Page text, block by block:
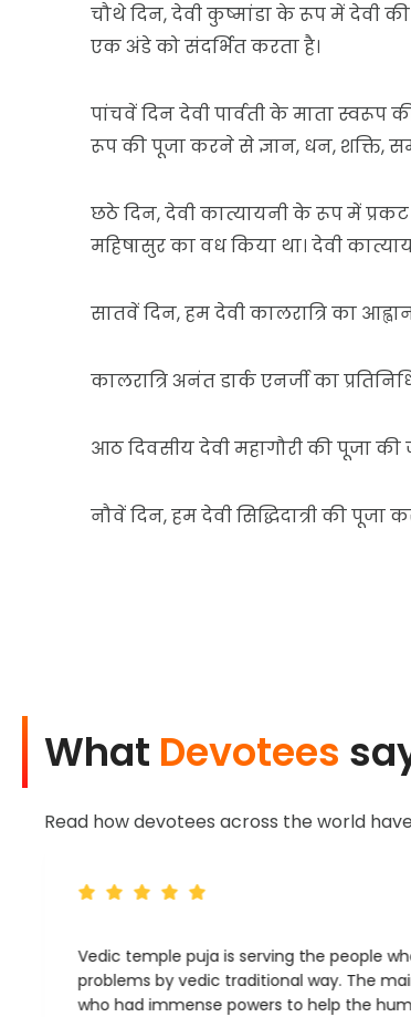
चौथे दिन, देवी कुष्मांडा के रूप में देवी की
एक अंडे को संदर्भित करता है।
पांचवें दिन देवी पार्वती के माता स्वरूप
रूप की पूजा करने से ज्ञान, धन, शक्ति,
छठे दिन, देवी कात्यायनी के रूप में प्रकट
महिषासुर का वध किया था। देवी
सातवें दिन, हम देवी कालरात्रि का
कालरात्रि अनंत डार्क एनर्जी का
आठ दिवसीय देवी महागौरी की पूजा की
नौवें दिन, हम देवी सिद्धिदात्री की पूजा
What Devotees
Read how devotees across the world
Vedic temple puja is serving the people
problems by vedic traditional way. The
who had immense powers to help the